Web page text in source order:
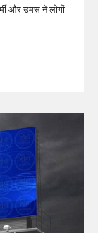
और उमस ने लोगों